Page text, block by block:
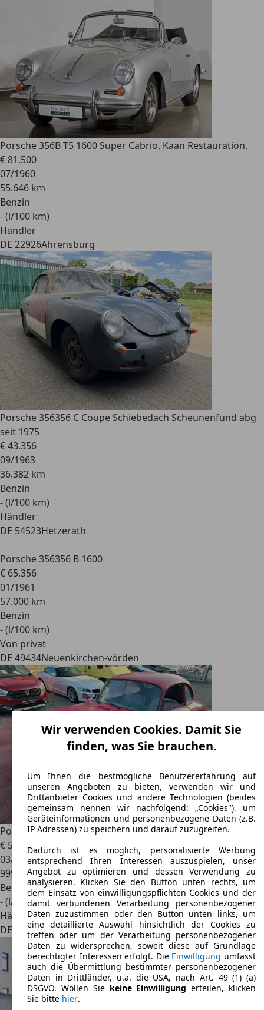
Porsche 356B T5 1600 Super Cabrio, Kaan Restauration,
€ 81.500
07/1960
55.646 km
Benzin
- (l/100 km)
Händler
DE 22926Ahrensburg
Porsche 356356 C Coupe Schiebedach Scheunenfund abg
seit 1975
€ 43.356
09/1963
36.382 km
Benzin
- (l/100 km)
Händler
DE 54523Hetzerath
Porsche 356356 B 1600
€ 65.356
01/1961
57.000 km
Benzin
- (l/100 km)
Von privat
DE 49434Neuenkirchen-vörden
Porsche 356Rally Rennwagen
€ 59.900
03/1964
999.999 km
Benzin
- (l/100 km)
Händler
DE 89264Weißenhorn
Wir verwenden Cookies. Damit Sie
finden, was Sie brauchen.
Um Ihnen die bestmögliche Benutzererfahrung auf
unseren Angeboten zu bieten, verwenden wir und
Drittanbieter Cookies und andere Technologien (beides
gemeinsam nennen wir nachfolgend: „Cookies"), um
Geräteinformationen und personenbezogene Daten (z.B.
IP Adressen) zu speichern und darauf zuzugreifen.
Dadurch ist es möglich, personalisierte Werbung
entsprechend Ihren Interessen auszuspielen, unser
Angebot zu optimieren und dessen Verwendung zu
analysieren. Klicken Sie den Button unten rechts, um
dem Einsatz von einwilligungspflichten Cookies und der
damit verbundenen Verarbeitung personenbezogener
Daten zuzustimmen oder den Button unten links, um
eine detaillierte Auswahl hinsichtlich der Cookies zu
treffen oder um der Verarbeitung personenbezogener
Daten zu widersprechen, soweit diese auf Grundlage
berechtigter Interessen erfolgt. Die Einwilligung umfasst
auch die Übermittlung bestimmter personenbezogener
Daten in Drittländer, u.a. die USA, nach Art. 49 (1) (a)
DSGVO. Wollen Sie keine Einwilligung erteilen, klicken
Sie bitte hier.